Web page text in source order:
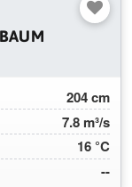
204 cm
7.8 m³/s
16 °C
--